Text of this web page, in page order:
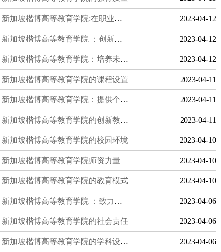
新加坡楷博高等教育学院:在职业生涯中脱颖而出 2023-04-12
新加坡楷博高等教育学院 ：创新教育模式，引领未来教育 2023-04-12
新加坡楷博高等教育学院：培养未来的领袖 2023-04-12
新加坡楷博高等教育学院的课程设置 2023-04-11
新加坡楷博高等教育学院：提供个性化的学习体验 2023-04-11
新加坡楷博高等教育学院的创新教学模式 2023-04-11
新加坡楷博高等教育学院的校园环境 2023-04-10
新加坡楷博高等教育学院师资力量 2023-04-10
新加坡楷博高等教育学院的教育模式 2023-04-10
新加坡楷博高等教育学院 ：致力于社会责任和可持续发展 2023-04-06
新加坡楷博高等教育学院的社会责任 2023-04-06
新加坡楷博高等教育学院的学科设置及其特点 2023-04-06